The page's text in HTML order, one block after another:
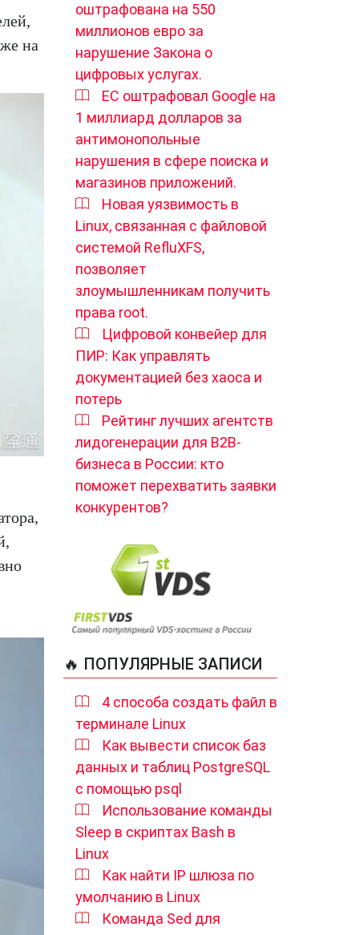
на
оштрафована на 550
миллионов евро за
нарушение Закона о
цифровых услугах.
ЕС оштрафовал Google на
1 миллиард долларов за
антимонопольные
нарушения в сфере поиска и
магазинов приложений.
Новая уязвимость в
Linux, связанная с файловой
системой RefluXFS,
позволяет
злоумышленникам получить
права root.
Цифровой конвейер для
ПИР: Как управлять
документацией без хаоса и
потерь
Рейтинг лучших агентств
лидогенерации для B2B-
бизнеса в России: кто
поможет перехватить заявки
конкурентов?
🔥 ПОПУЛЯРНЫЕ ЗАПИСИ
4 способа создать файл в
терминале Linux
Как вывести список баз
данных и таблиц PostgreSQL
с помощью psql
Использование команды
Sleep в скриптах Bash в
Linux
Как найти IP шлюза по
умолчанию в Linux
Команда Sed для